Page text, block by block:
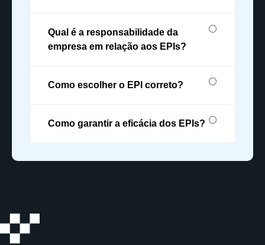
Qual é a responsabilidade da
empresa em relação aos EPIs?
Como escolher o EPI correto?
Como garantir a eficácia dos EPIs?